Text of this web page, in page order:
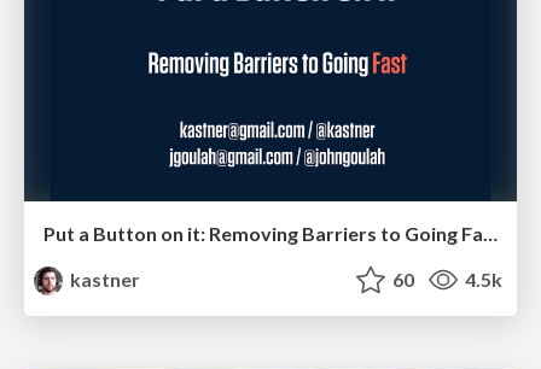
Put a Button on it: Removing Barriers to Going Fast.
kastner
60 4.5k